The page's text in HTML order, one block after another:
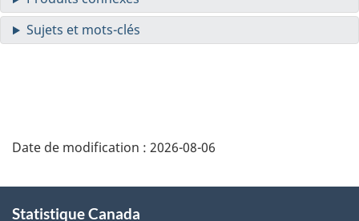
Date de modification : 2026-08-06
Statistique Canada